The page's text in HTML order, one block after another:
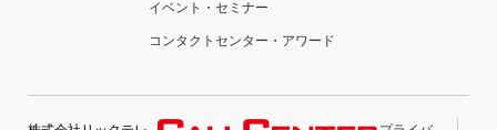
イベント・セミナー
コンタクトセンター・アワード